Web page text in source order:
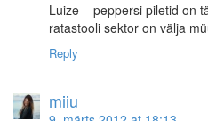
Luize – peppersi piletid on
ratastooli sektor on välja
Reply
miiu